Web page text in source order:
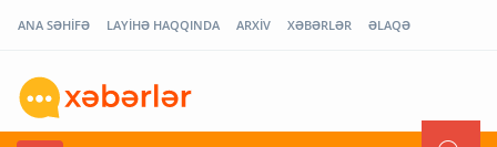
ANA SƏHİFƏ LAYİHƏ HAQQINDA ARXİV XƏBƏRLƏR ƏLAQƏ